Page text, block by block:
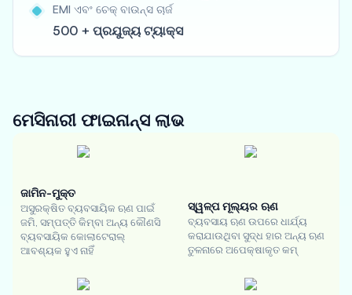
EMI ଏବଂ ଚେକ୍ ବାଉନ୍ସ ଚାର୍ଜ
500 + ପ୍ରଯୁଜ୍ୟ ଟ୍ୟାକ୍ସ
ମେସିନାରୀ ଫାଇନାନ୍ସ ଲାଭ
ଜାମିନ-ମୁକ୍ତ
ଅସୁରକ୍ଷିତ ବ୍ୟବସାୟିକ ଋଣ ପାଇଁ
ଜମି, ସମ୍ପତ୍ତି କିମ୍ବା ଅନ୍ୟ କୌଣସି
ବ୍ୟବସାୟିକ କୋଲାଟେରାଲ୍
ଆବଶ୍ୟକ ହୁଏ ନାହିଁ
ସ୍ୱଳ୍ପ ମୂଲ୍ୟର ଋଣ
ବ୍ୟବସାୟ ଋଣ ଉପରେ ଧାର୍ଯ୍ୟ
କରାଯାଉଥିବା ସୁଦ୍ଧ ହାର ଅନ୍ୟ ଋଣ
ତୁଳନାରେ ଅପେକ୍ଷାକୃତ କମ୍